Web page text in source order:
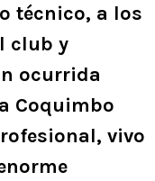
técnico, a los
club y
ocurrida
Coquimbo
vivo